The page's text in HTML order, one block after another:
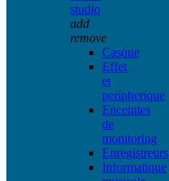
studio
add
remove
Casque
Effet
et
peripherique
Enceintes
de
monitoring
Enregistreurs
Informatique